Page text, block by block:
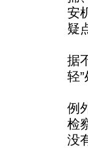
安
疑
据
轻”
例
检
没